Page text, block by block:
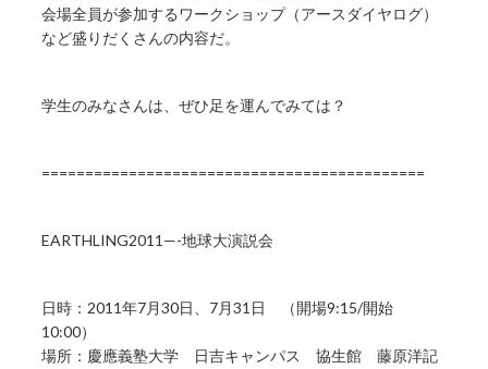
会場全員が参加するワークショップ（アースダイヤログ）
など盛りだくさんの内容だ。
学生のみなさんは、ぜひ足を運んでみては？
============================================
EARTHLING2011—-地球大演説会
日時：2011年7月30日、7月31日 （開場9:15/開始
10:00）
場所：慶應義塾大学 日吉キャンパス 協生館 藤原洋記